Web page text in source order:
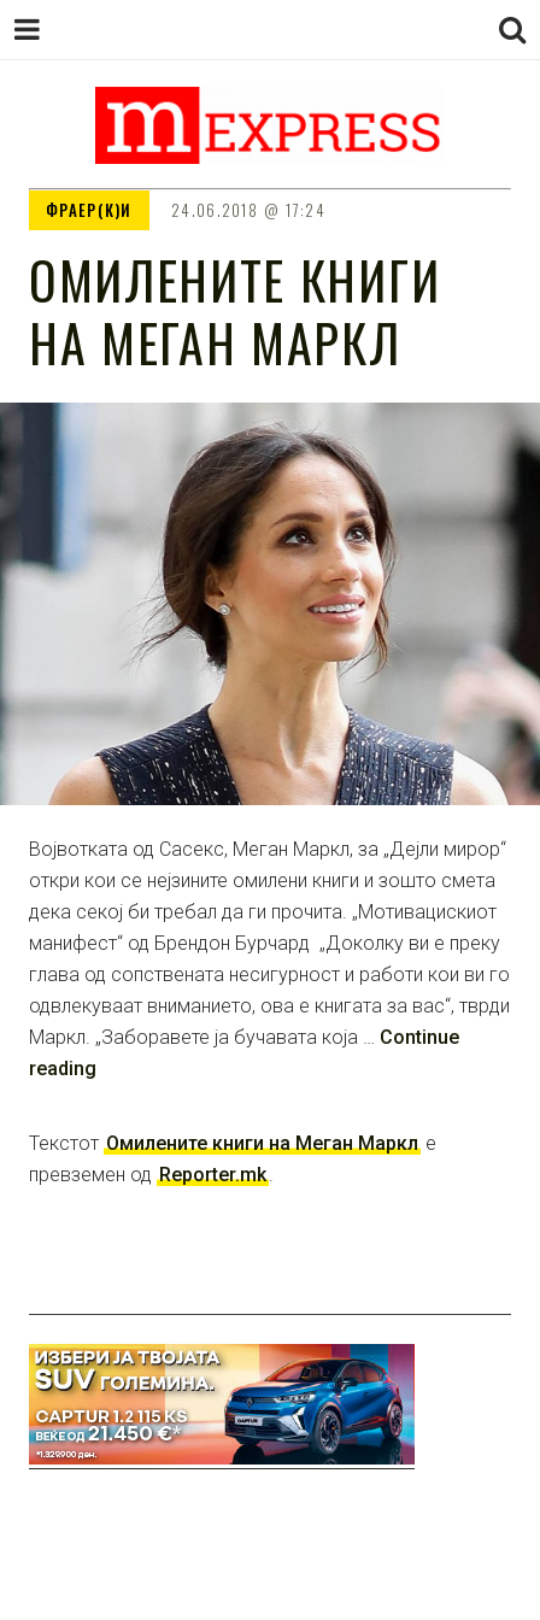
M EXPRESS
ФРАЕР(К)И 24.06.2018 17:24
ОМИЛЕНИТЕ КНИГИ
НА МЕГАН МАРКЛ
Војвотката од Сасекс, Меган Маркл, за „Дејли мирор“
откри кои се нејзините омилени книги и зошто смета
дека секој би требал да ги прочита. „Мотивацискиот
манифест“ од Брендон Бурчард „Доколку ви е преку
глава од сопствената несигурност и работи кои ви го
одвлекуваат вниманието, ова е книгата за вас“, тврди
Маркл. „Заборавете ја бучавата која … Continue
reading
Текстот Омилените книги на Меган Маркл е
превземен од Reporter.mk